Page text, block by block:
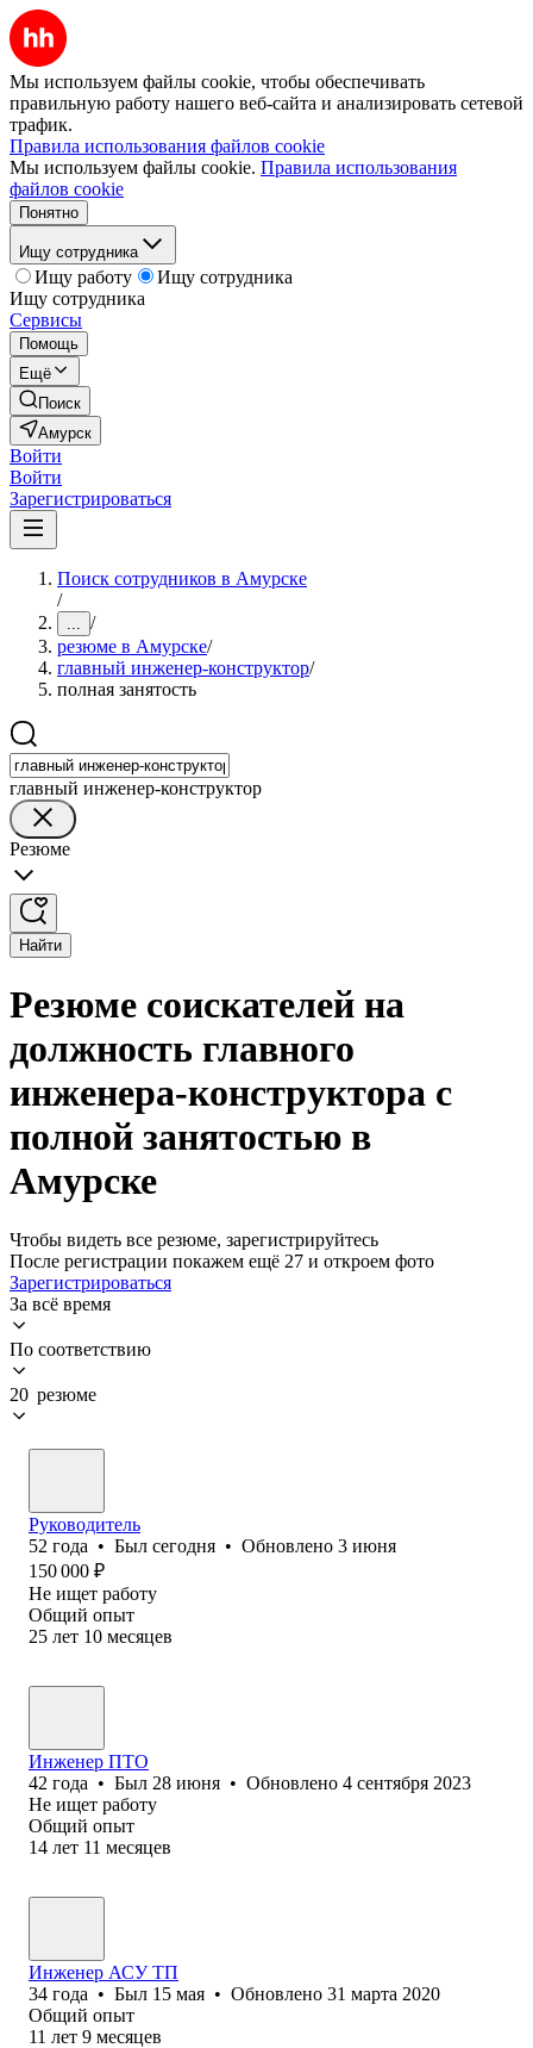
Мы используем файлы cookie, чтобы обеспечивать
правильную работу нашего веб-сайта и анализировать сетевой
трафик.
Правила использования файлов cookie
Мы используем файлы cookie. Правила использования
файлов cookie
Понятно
Ищу сотрудника
Ищу работу
Ищу сотрудника
Ищу сотрудника
Сервисы
Помощь
Ещё
Поиск
Амурск
Войти
Войти
Зарегистрироваться
Поиск сотрудников в Амурске
/
... /
резюме в Амурске/
главный инженер-конструктор/
полная занятость
главный инженер-конструктор
Резюме
Найти
Резюме соискателей на
должность главного
инженера-конструктора с
полной занятостью в
Амурске
Чтобы видеть все резюме, зарегистрируйтесь
После регистрации покажем ещё 27 и откроем фото
Зарегистрироваться
За всё время
По соответствию
20 резюме
Руководитель
52 года • Был сегодня • Обновлено 3 июня
150 000 ₽
Не ищет работу
Общий опыт
25 лет 10 месяцев
Инженер ПТО
42 года • Был 28 июня • Обновлено 4 сентября 2023
Не ищет работу
Общий опыт
14 лет 11 месяцев
Инженер АСУ ТП
34 года • Был 15 мая • Обновлено 31 марта 2020
Общий опыт
11 лет 9 месяцев